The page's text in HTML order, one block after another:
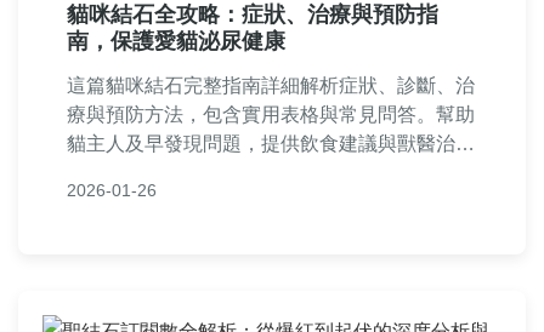
貓咪結石全攻略：症狀、治療與預防指
南，保護愛貓泌尿健康
這篇貓咪結石完整指南詳細解析症狀、診斷、治
療與預防方法，包含實用表格與常見問答。幫助
貓主人及早發現問題，提供飲食建議與獸醫治療
系統困擾。
2026-01-26